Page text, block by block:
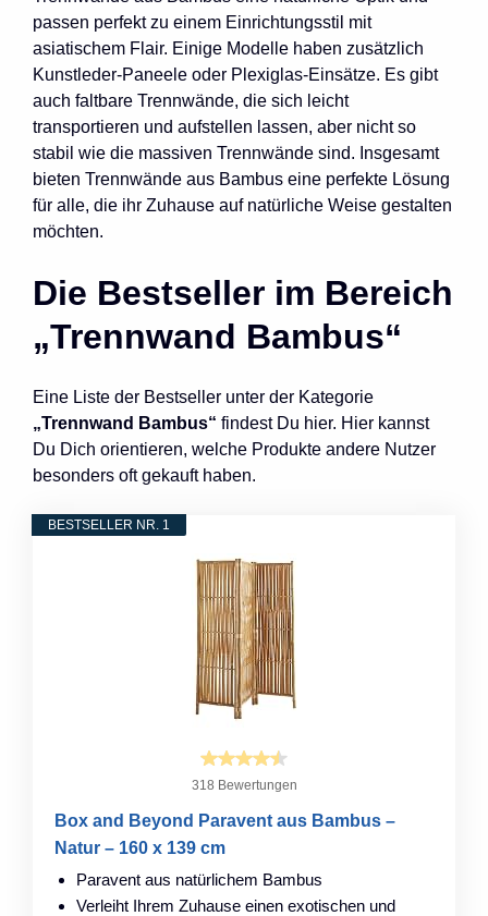
passen perfekt zu einem Einrichtungsstil mit
asiatischem Flair. Einige Modelle haben zusätzlich
Kunstleder-Paneele oder Plexiglas-Einsätze. Es gibt
auch faltbare Trennwände, die sich leicht
transportieren und aufstellen lassen, aber nicht so
stabil wie die massiven Trennwände sind. Insgesamt
bieten Trennwände aus Bambus eine perfekte Lösung
für alle, die ihr Zuhause auf natürliche Weise gestalten
möchten.
Die Bestseller im Bereich
„Trennwand Bambus“
Eine Liste der Bestseller unter der Kategorie
„Trennwand Bambus“ findest Du hier. Hier kannst
Du Dich orientieren, welche Produkte andere Nutzer
besonders oft gekauft haben.
BESTSELLER NR. 1
318 Bewertungen
Box and Beyond Paravent aus Bambus –
Natur – 160 x 139 cm
Paravent aus natürlichem Bambus
Verleiht Ihrem Zuhause einen exotischen und